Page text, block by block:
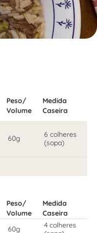
Peso/
Volume
Medida
Caseira
60g
6 colheres
(sopa)
Peso/
Volume
Medida
Caseira
60g
4 colheres